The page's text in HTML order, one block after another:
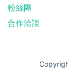
粉絲團
合作洽談